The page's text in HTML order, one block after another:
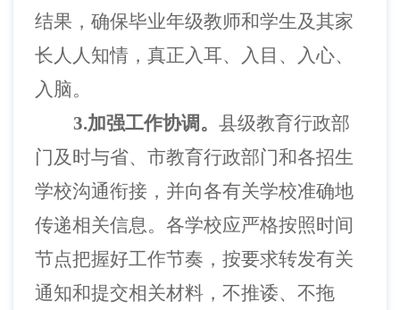
结果，确保毕业年级教师和学生及其家
长人人知情，真正入耳、入目、入心、
入脑。
3.加强工作协调。县级教育行政部
门及时与省、市教育行政部门和各招生
学校沟通衔接，并向各有关学校准确地
传递相关信息。各学校应严格按照时间
节点把握好工作节奏，按要求转发有关
通知和提交相关材料，不推诿、不拖